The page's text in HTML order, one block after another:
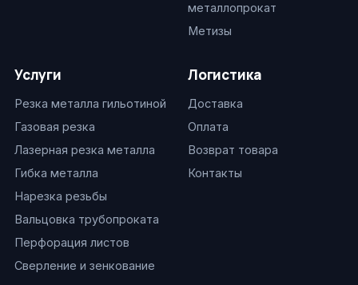
металлопрокат
Метизы
Услуги
Резка металла гильотиной
Газовая резка
Лазерная резка металла
Гибка металла
Нарезка резьбы
Вальцовка трубопроката
Перфорация листов
Сверление и зенкование
Логистика
Доставка
Оплата
Возврат товара
Контакты